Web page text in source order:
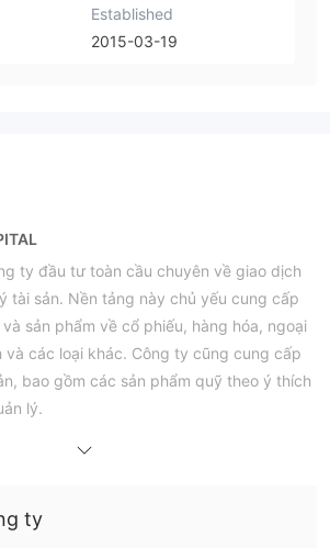
Established
2015-03-19
ty đầu tư toàn cầu chuyên về giao dịch
tài sản. Nền tảng này chủ yếu cung cấp
sản phẩm về cổ phiếu, hàng hóa, ngoại
và các loại khác. Công ty cũng cung cấp
bao gồm các sản phẩm quỹ theo ý thích
lý.
AP CAPITAL Có Uy tín không?
Chứng khoán và Hợp đồng Tương
ty